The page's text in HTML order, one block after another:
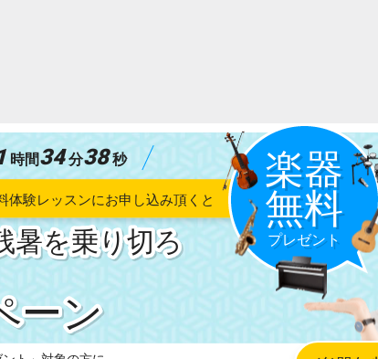
暑を乗り切ろ
時間34 分37 秒